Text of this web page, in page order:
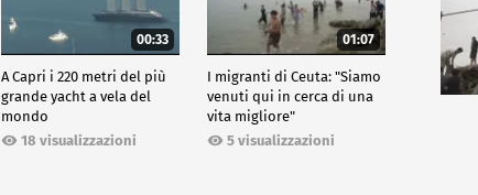
00:33
A Capri i 220 metri del più
grande yacht a vela del
mondo
18 visualizzazioni
01:07
I migranti di Ceuta: "Siamo
venuti qui in cerca di una
vita migliore"
5 visualizzazioni